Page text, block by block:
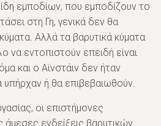
εμποδίων, που εμποδίζουν το
στη Γη, γενικά δεν θα
Αλλά τα βαρυτικά κύματα
να εντοπιστούν επειδή είναι
και ο Αϊνστάιν δεν ήταν
υπήρχαν ή θα επιβεβαιωθούν.
οι επιστήμονες
ενδείξεις βαρυτικών